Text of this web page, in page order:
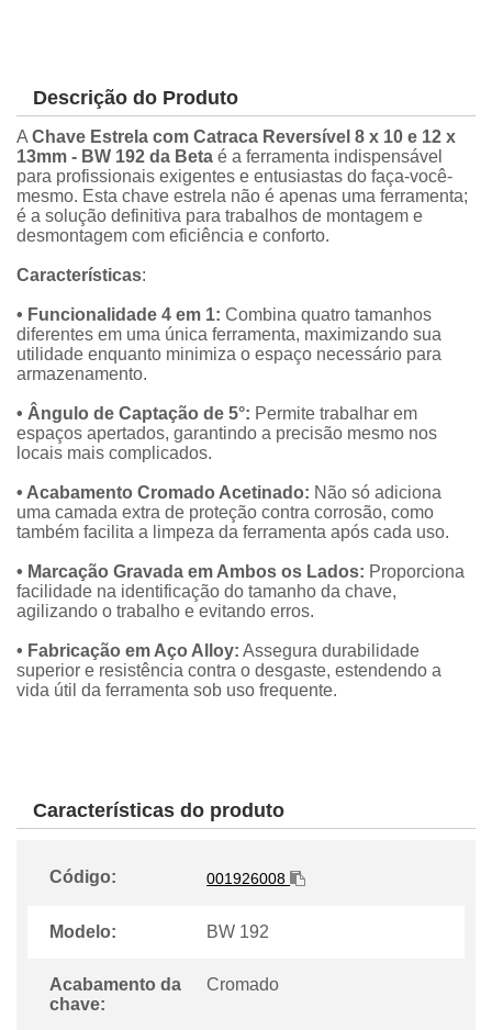
Descrição do Produto
A Chave Estrela com Catraca Reversível 8 x 10 e 12 x
13mm - BW 192 da Beta é a ferramenta indispensável
para profissionais exigentes e entusiastas do faça-você-
mesmo. Esta chave estrela não é apenas uma ferramenta;
é a solução definitiva para trabalhos de montagem e
desmontagem com eficiência e conforto.
Características:
• Funcionalidade 4 em 1: Combina quatro tamanhos
diferentes em uma única ferramenta, maximizando sua
utilidade enquanto minimiza o espaço necessário para
armazenamento.
• Ângulo de Captação de 5°: Permite trabalhar em
espaços apertados, garantindo a precisão mesmo nos
locais mais complicados.
• Acabamento Cromado Acetinado: Não só adiciona
uma camada extra de proteção contra corrosão, como
também facilita a limpeza da ferramenta após cada uso.
• Marcação Gravada em Ambos os Lados: Proporciona
facilidade na identificação do tamanho da chave,
agilizando o trabalho e evitando erros.
• Fabricação em Aço Alloy: Assegura durabilidade
superior e resistência contra o desgaste, estendendo a
vida útil da ferramenta sob uso frequente.
Características do produto
Código: 001926008
Modelo: BW 192
Acabamento da
chave:
Cromado